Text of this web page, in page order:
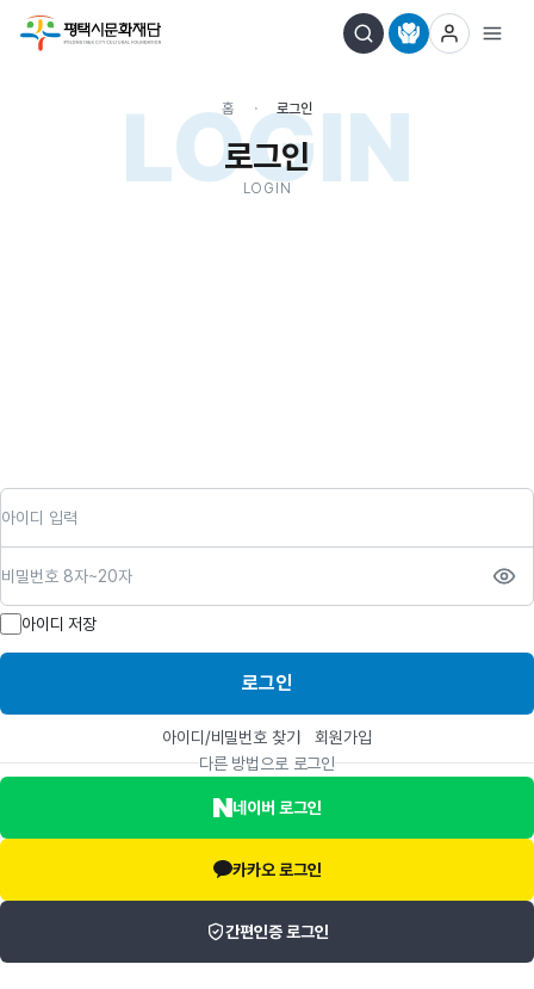
LOGIN
홈 로그인
로그인
LOGIN
아이디 저장
로그인
아이디/비밀번호 찾기
회원가입
다른 방법으로 로그인
네이버 로그인
카카오 로그인
간편인증 로그인